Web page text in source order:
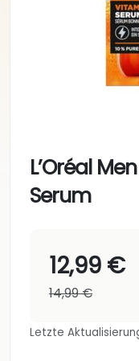
L’Oréal
Serum
12,99 €
14,99 €
Letzte